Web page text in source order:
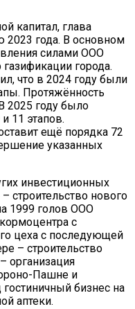
капитал, глава
2023 года. В основном
силами ООО
города.
что в 2024 году были
Протяжённость
2025 году было
11 этапов.
ещё порядка 72
указанных
инвестиционных
строительство нового
1999 голов ООО
с
цеха с последующей
– строительство
организация
Пашне и
бизнес на
аптеки.